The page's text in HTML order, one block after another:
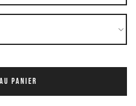
PANIER